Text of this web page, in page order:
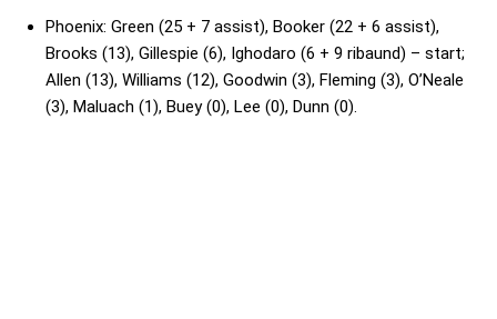
Phoenix: Green (25 + 7 assist), Booker (22 + 6 assist),
Brooks (13), Gillespie (6), Ighodaro (6 + 9 ribaund) – start;
Allen (13), Williams (12), Goodwin (3), Fleming (3), O’Neale
(3), Maluach (1), Buey (0), Lee (0), Dunn (0).